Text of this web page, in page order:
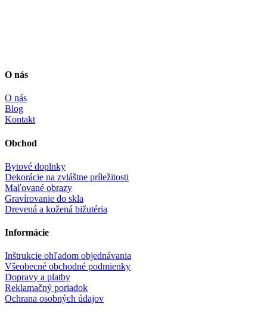
O nás
O nás
Blog
Kontakt
Obchod
Bytové doplnky
Dekorácie na zvláštne príležitosti
Maľované obrazy
Gravírovanie do skla
Drevená a kožená bižutéria
Informácie
Inštrukcie ohľadom objednávania
Všeobecné obchodné podmienky
Dopravy a platby
Reklamačný poriadok
Ochrana osobných údajov